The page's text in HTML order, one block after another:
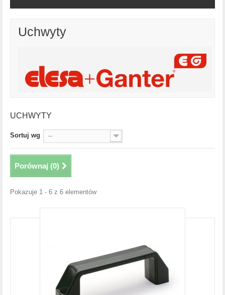
Uchwyty
UCHWYTY
Sortuj wg --
Porównaj (0)
Pokazuje 1 - 6 z 6 elementów